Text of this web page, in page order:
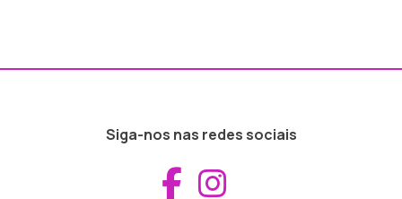
Siga-nos nas redes sociais
Aceder ao